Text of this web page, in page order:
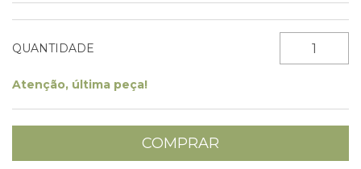
QUANTIDADE
Atenção, última peça!